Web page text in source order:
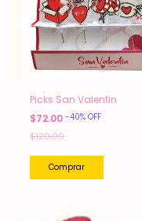
Picks San Valentin
$72.00 -40% OFF
$120.00